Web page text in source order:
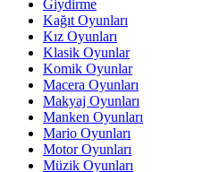
Giydirme
Kağıt Oyunları
Kız Oyunları
Klasik Oyunlar
Komik Oyunlar
Macera Oyunları
Makyaj Oyunları
Manken Oyunları
Mario Oyunları
Motor Oyunları
Müzik Oyunları